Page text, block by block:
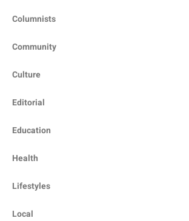
Columnists
Community
Culture
Editorial
Education
Health
Lifestyles
Local